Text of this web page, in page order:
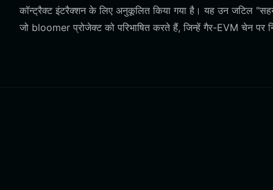
कॉन्ट्रैक्ट इंटरैक्शन के लिए अनुकूलित किया गया है। यह उन जटिल
जो bloomer प्रोजेक्ट को परिभाषित करते हैं, जिन्हें गैर-EVM चेन पर